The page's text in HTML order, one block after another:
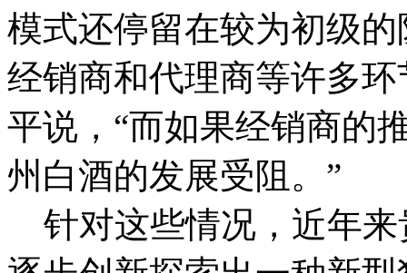
模式还停留在较为初级
经销商和代理商等许多
平说，“而如果经销商的
州白酒的发展受阻。”
针对这些情况，近年来